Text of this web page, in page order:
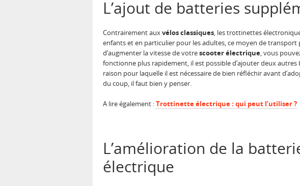
L’ajout de batteries
Contrairement auxvélos classiques, les trottinettes
enfants et en particulier pour les adultes, ce moyen de
d’augmenter la vitesse de votrescooter électrique, vous
fonctionne plus rapidement, il est possible d’ajouter deux
raison pour laquelle il est nécessaire de bien réfléchir avant
du coup, il faut bien y penser.
A lire également :Trottinette électrique : qui peut l’utiliser ?
L’amélioration de la
électrique